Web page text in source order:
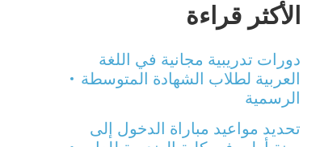
الأكثر قراءة
دورات تدريبية مجانية في اللغة
العربية لطلاب الشهادة المتوسطة
الرسمية
تحديد مواعيد مباراة الدخول إلى